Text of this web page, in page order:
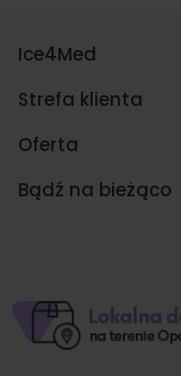
Ice4Med
Strefa klienta
Oferta
Bądź na bieżąco